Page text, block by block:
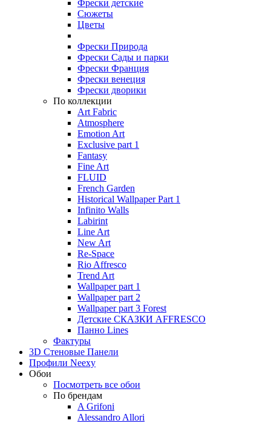
Фрески детские
Сюжеты
Цветы
Фрески Природа
Фрески Сады и парки
Фрески Франция
Фрески венеция
Фрески дворики
По коллекции
Art Fabric
Atmosphere
Emotion Art
Exclusive part 1
Fantasy
Fine Art
FLUID
French Garden
Historical Wallpaper Part 1
Infinito Walls
Labirint
Line Art
New Art
Re-Space
Rio Affresco
Trend Art
Wallpaper part 1
Wallpaper part 2
Wallpaper part 3 Forest
Детские СКАЗКИ AFFRESCO
Панно Lines
Фактуры
3D Стеновые Панели
Профили Neexy
Обои
Посмотреть все обои
По брендам
A Grifoni
Alessandro Allori